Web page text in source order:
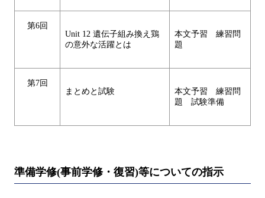
第6回
Unit 12 遺伝子組み換え鶏
の意外な活躍とは
本文予習 練習問
題
第7回
まとめと試験
本文予習 練習問
題 試験準備
準備学修(事前学修・復習)等についての指示